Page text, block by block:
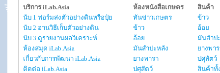
บริการ iLab.Asia
นับ 1 ฟอร์มส่งตัวอย่างดินหรือปุ๋ย
นับ 2 อ่านวิธีเก็บตัวอย่างดิน
นับ 3 ดูรายงานผลวิเคราะห์
ห้องสมุด iLab.Asia
เกี่ยวกับการพัฒนา iLab.Asia
ติดต่อ iLab.Asia
ห้องหนังสือเกษตร
ทันข่าวเกษตร
ข้าว
อ้อย
มันสำปะหลัง
ยางพารา
ปศุสัตว์
สินค้า
ข้าว
อ้อย
มันสำป
ยางพา
ปศุสัตว์
สินค้าทั้